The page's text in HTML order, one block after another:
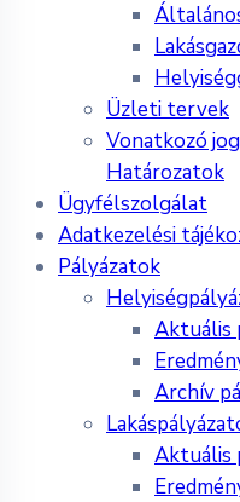
Üzleti tervek
Vonatkozó
Határozatok
Ügyfélszolgálat
Adatkezelési
Pályázatok
Aktuális
Archív
Aktuális